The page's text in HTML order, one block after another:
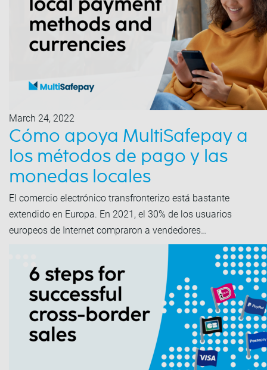
March 24, 2022
Cómo apoya MultiSafepay a
los métodos de pago y las
monedas locales
El comercio electrónico transfronterizo está bastante
extendido en Europa. En 2021, el 30% de los usuarios
europeos de Internet compraron a vendedores…